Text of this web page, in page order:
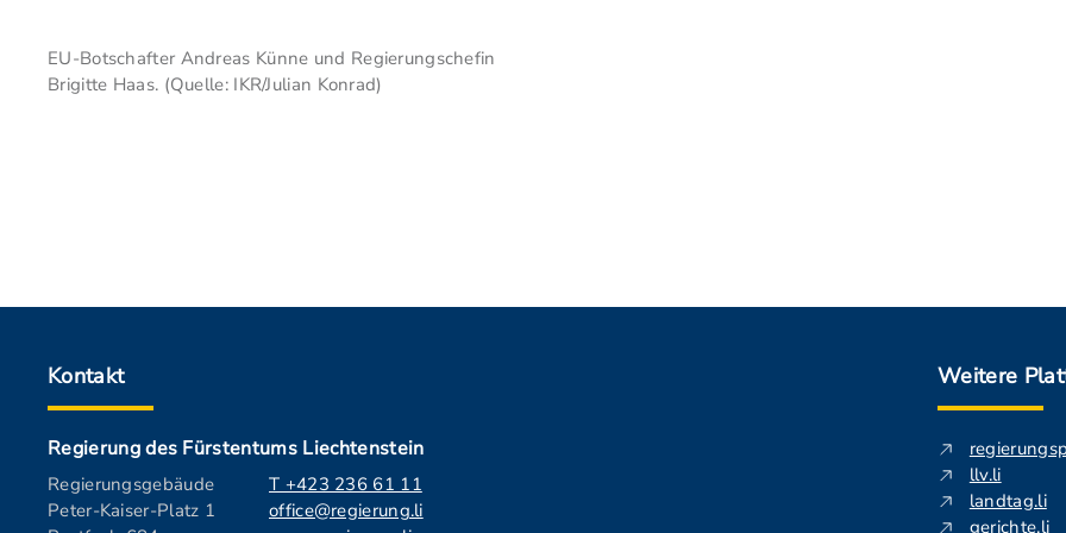
EU-Botschafter Andreas Künne und Regierungschefin
Brigitte Haas. (Quelle: IKR/Julian Konrad)
Kontakt
Regierung des Fürstentums Liechtenstein
Regierungsgebäude
Peter-Kaiser-Platz 1
T +423 236 61 11
office@regierung.li
Weitere
llv.li
landtag.li
gerichte.li